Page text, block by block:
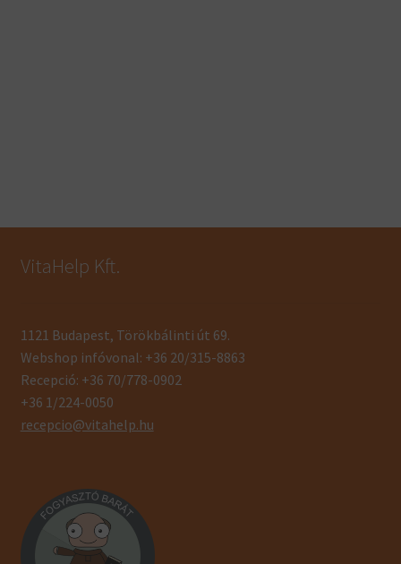
VitaHelp Kft.
1121 Budapest, Törökbálinti út 69.
Webshop infóvonal: +36 20/315-8863
Recepció: +36 70/778-0902
+36 1/224-0050
recepcio@vitahelp.hu